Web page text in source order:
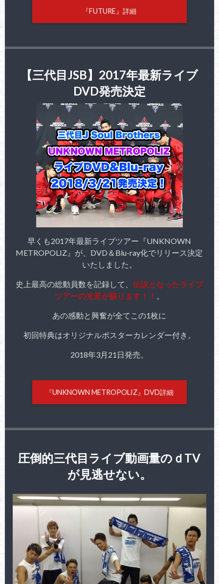
『FUTURE』詳細
【三代目JSB】2017年最新ライブ
DVD発売決定
早くも2017年最新ライブツアー『UNKNOWN
METROPOLIZ』が、DVD＆Blu-ray化でリリース決定
いたしました。
史上最高の総動員数を記録して、 伝説となったライブ
ツアーの光景が蘇ります！！ 。
あの感動と興奮が全てこの1枚に
初回特典はオリジナルポスターカレンダー付き。
2018年3月21日発売。
『UNKNOWN METROPOLIZ』DVD詳細
圧倒的三代目ライブ動画量のｄTV
が見逃せない。